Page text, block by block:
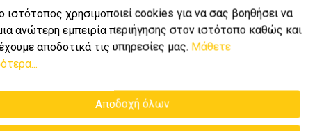
ιστότοπος χρησιμοποιεί cookies για να σας βοηθήσει να
ανώτερη εμπειρία περιήγησης στον ιστότοπο καθώς και
αποδοτικά τις υπηρεσίες μας. Μάθετε
Αποδοχή όλων